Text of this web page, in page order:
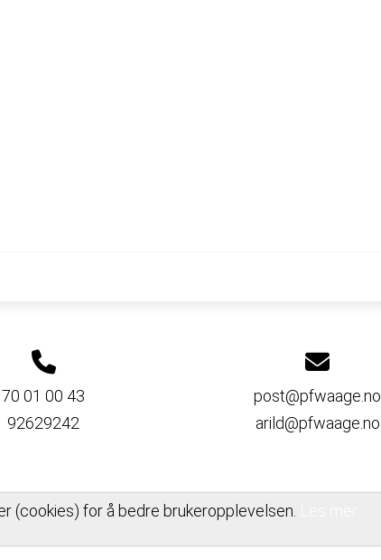
70 01 00 43
92629242
post@pfwaage.no
arild@pfwaage.no
(cookies) for å bedre brukeropplevelsen.